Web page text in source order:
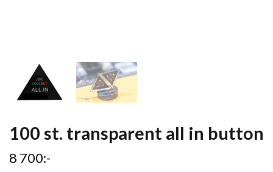
100 st. transparent all in button
8 700:-